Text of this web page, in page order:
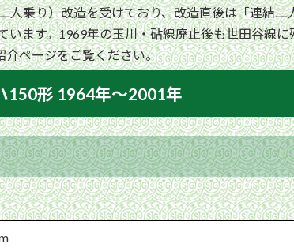
乗り）改造を受けており、改造直後は「連結二
ます。1969年の玉川・砧線廃止後も世田谷線
ページをご覧ください。
150形 1964年〜2001年